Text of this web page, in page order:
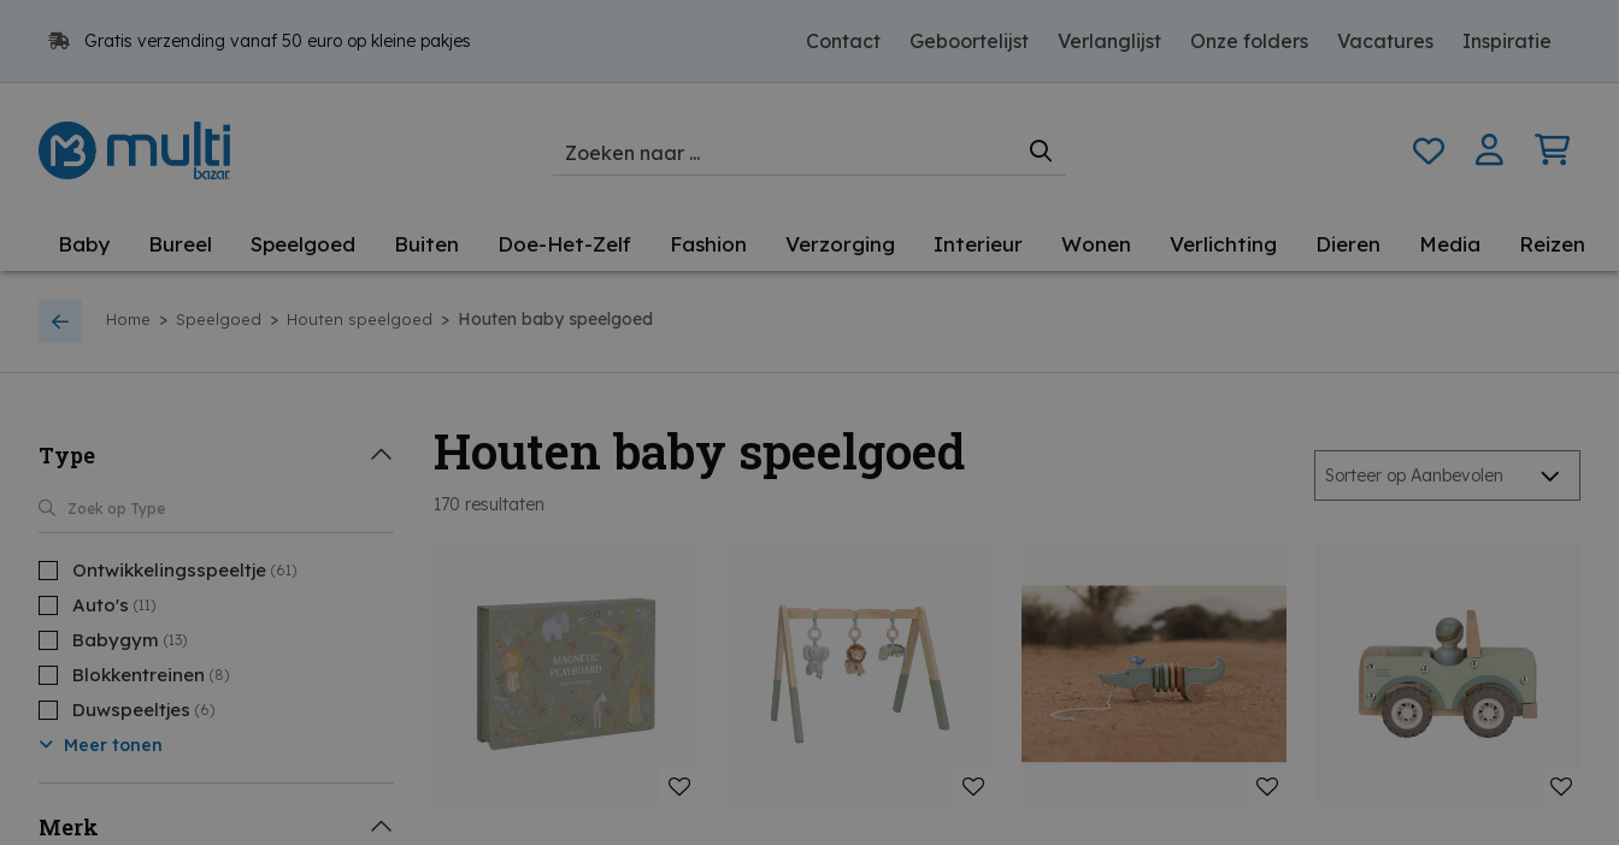
Gratis verzending vanaf 50 euro op kleine pakjes Contact Geboortelijst Verlanglijst Onze folders Vacatures Inspiratie
Baby Bureel Speelgoed Buiten Doe-Het-Zelf Fashion Verzorging Interieur Wonen Verlichting Dieren Media Reizen
Home > Speelgoed > Houten speelgoed > Houten baby speelgoed
Type
Ontwikkelingsspeeltje (61)
Auto's (11)
Babygym (13)
Blokkentreinen (8)
Duwspeeltjes (6)
Meer tonen
Merk
Houten baby speelgoed
170 resultaten